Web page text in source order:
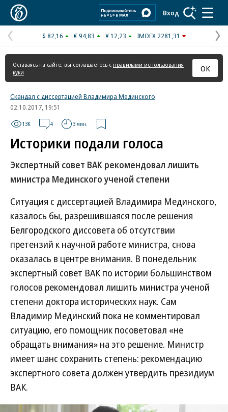
Вход
Предыдущая
страница
$ 82,16 € 94,83 ¥ 12,23 IMOEX 2281,31
Оставаясь на сайте, вы соглашаетесь с правилами использования
куки
ОК
Скандал с диссертацией Владимира Мединского
02.10.2017, 19:51
13K 4 3 мин.
Историки подали голоса
Экспертный совет ВАК рекомендовал лишить
министра Мединского ученой степени
Ситуация с диссертацией Владимира Мединского,
казалось бы, разрешившаяся после решения
Белгородского диссовета об отсутствии
претензий к научной работе министра, снова
оказалась в центре внимания. В понедельник
экспертный совет ВАК по истории большинством
голосов рекомендовал лишить министра ученой
степени доктора исторических наук. Сам
Владимир Мединский пока не комментировал
ситуацию, его помощник посоветовал «не
обращать внимания» на это решение. Министр
имеет шанс сохранить степень: рекомендацию
экспертного совета должен утвердить президиум
ВАК.